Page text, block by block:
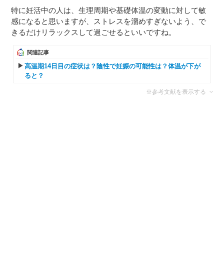
特に妊活中の人は、生理周期や基礎体温の変動に対して敏
感になると思いますが、ストレスを溜めすぎないよう、で
きるだけリラックスして過ごせるといいですね。
関連記事
高温期14日目の症状は？陰性で妊娠の可能性は？体温が下が
ると？
※参考文献を表示する